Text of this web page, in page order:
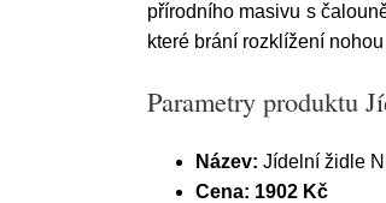
přírodního masivu s
které brání rozklížení
Parametry produktu
Název: Jídelní židle
Cena: 1902 Kč